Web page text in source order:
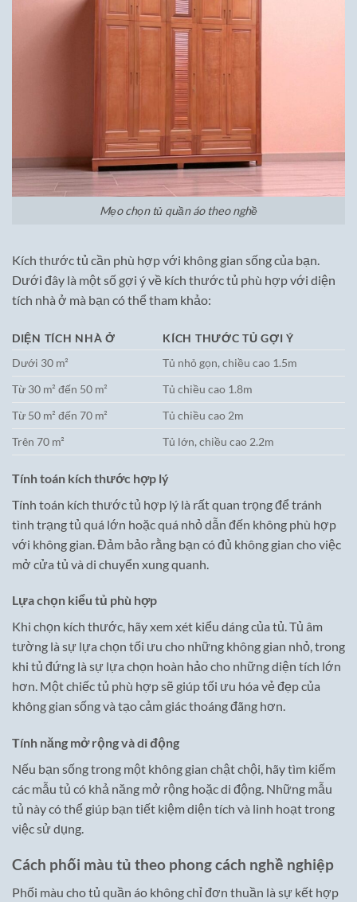
Mẹo chọn tủ quần áo theo nghề
Kích thước tủ cần phù hợp với không gian sống của bạn.
Dưới đây là một số gợi ý về kích thước tủ phù hợp với diện
tích nhà ở mà bạn có thể tham khảo:
DIỆN TÍCH NHÀ Ở
KÍCH THƯỚC TỦ GỢI Ý
Dưới 30 m²
Tủ nhỏ gọn, chiều cao 1.5m
Từ 30 m² đến 50 m²
Tủ chiều cao 1.8m
Từ 50 m² đến 70 m²
Tủ chiều cao 2m
Trên 70 m²
Tủ lớn, chiều cao 2.2m
Tính toán kích thước hợp lý
Tính toán kích thước tủ hợp lý là rất quan trọng để tránh
tình trạng tủ quá lớn hoặc quá nhỏ dẫn đến không phù hợp
với không gian. Đảm bảo rằng bạn có đủ không gian cho việc
mở cửa tủ và di chuyển xung quanh.
Lựa chọn kiểu tủ phù hợp
Khi chọn kích thước, hãy xem xét kiểu dáng của tủ. Tủ âm
tường là sự lựa chọn tối ưu cho những không gian nhỏ, trong
khi tủ đứng là sự lựa chọn hoàn hảo cho những diện tích lớn
hơn. Một chiếc tủ phù hợp sẽ giúp tối ưu hóa vẻ đẹp của
không gian sống và tạo cảm giác thoáng đãng hơn.
Tính năng mở rộng và di động
Nếu bạn sống trong một không gian chật chội, hãy tìm kiếm
các mẫu tủ có khả năng mở rộng hoặc di động. Những mẫu
tủ này có thể giúp bạn tiết kiệm diện tích và linh hoạt trong
việc sử dụng.
Cách phối màu tủ theo phong cách nghề nghiệp
Phối màu cho tủ quần áo không chỉ đơn thuần là sự kết hợp